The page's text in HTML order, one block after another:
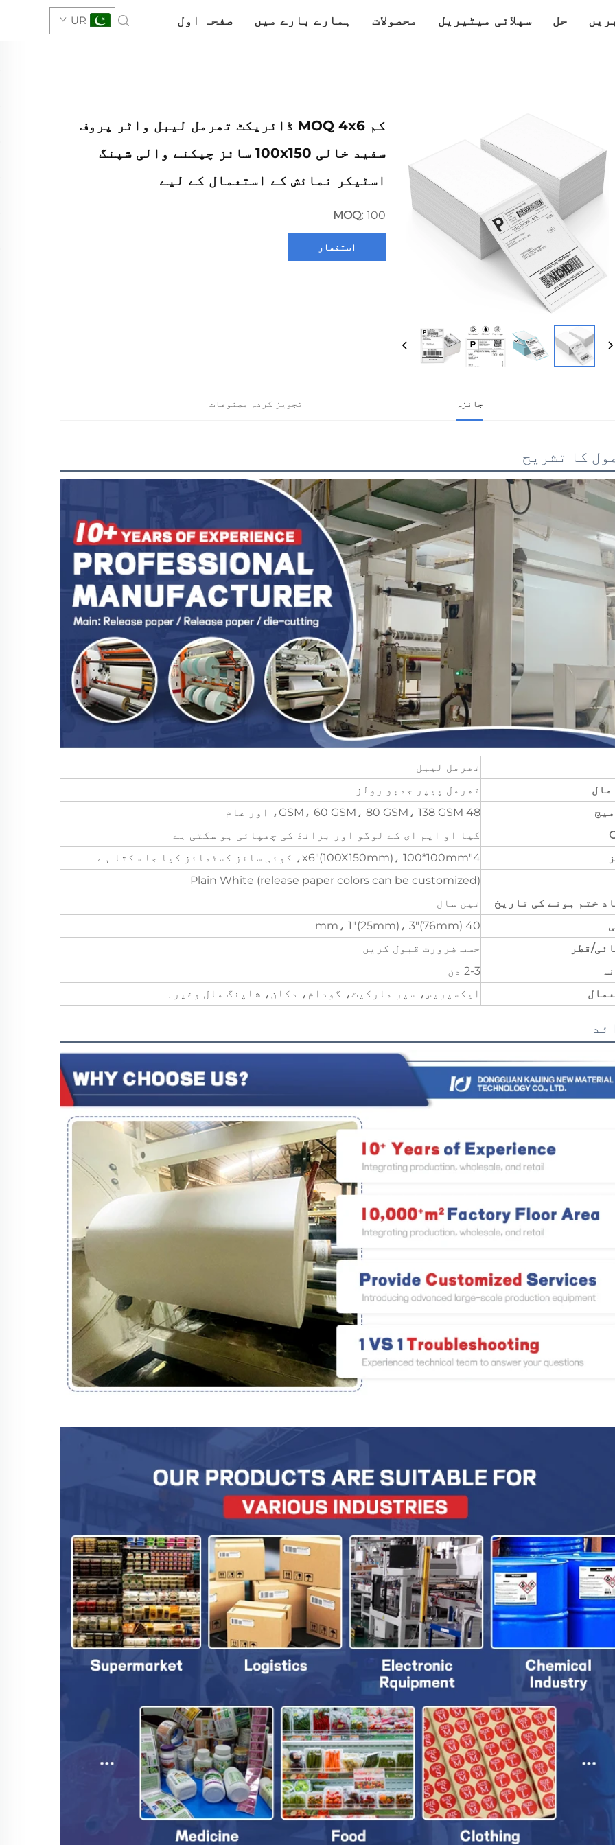
صفحہ اول ہمارے بارے میں محصولات سپلائی میٹیریل حل UR
کم MOQ 4x6 ڈائریکٹ تھرمل لیبل واٹر پروف
سفید خالی 100x150 سائز چپکنے والی شپنگ
اسٹیکر نمائش کے استعمال کے لیے
MOQ: 100
استفسار
جائزہ تجویز کردہ مصنوعات
کا تشریح
تھرمل لیبل
مال
تھرمل پیپر جمبو رولز
48 GSM، 60 GSM، 80 GSM، 138 GSM، اور عام
کیا او ایم ای کے لوگو اور برانڈ کی چھپائی ہو سکتی ہے
4"x6"(100X150mm)، 100*100mm، کوئی سائز کسٹمائز کیا جا سکتا ہے
Plain White (release paper colors can be customized)
ختم ہونے کی تاریخ
تین سال
40 mm، 1"(25mm)، 3"(76mm)
قطر
حسب ضرورت قبول کریں
2-3 دن
ایکسپریس، سپر مارکیٹ، گودام، دکان، شاپنگ مال وغیرہ